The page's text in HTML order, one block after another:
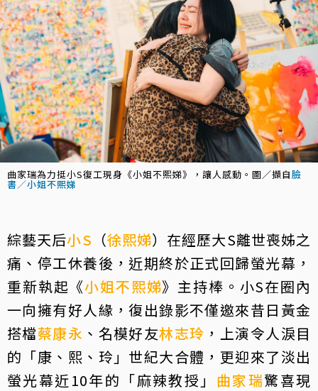
曲家瑞為力挺小S復工現身《小姐不熙娣》，讓人感動。圖／擷自臉
書／小姐不熙娣
綜藝天后小S （徐熙娣）在經歷大S離世喪姊之
痛、停工休養後，近期終於正式回歸螢光幕，
重新執起《小姐不熙娣》主持棒。小S在圈內
一向擁有好人緣，復出錄影不僅邀來昔日黃金
搭檔蔡康永 、名模好友林志玲 ，上演令人淚目
的「康、熙、玲」世紀大合體，更迎來了淡出
螢光幕近10年的「麻辣教授」 曲家瑞驚喜現